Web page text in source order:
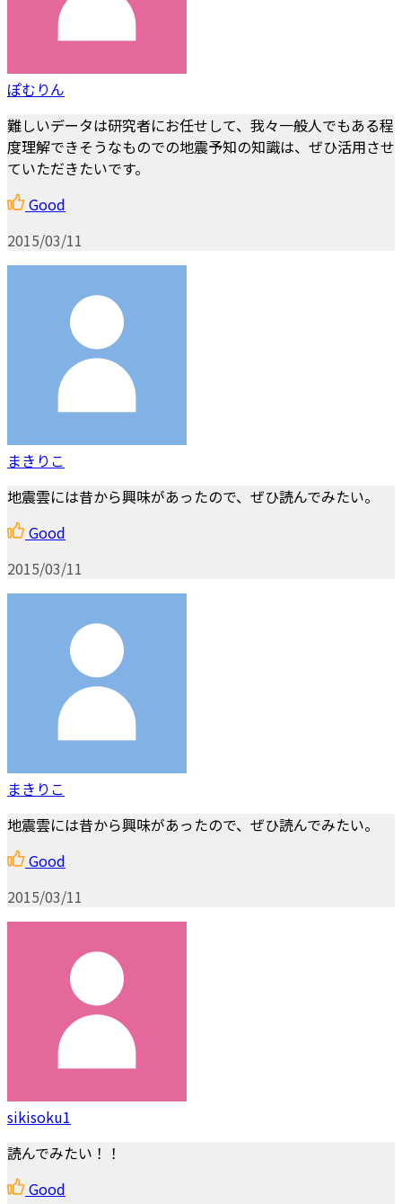
ぽむりん
難しいデータは研究者にお任せして、我々一般人でもある程
度理解できそうなものでの地震予知の知識は、ぜひ活用させ
ていただきたいです。
Good
2015/03/11
まきりこ
地震雲には昔から興味があったので、ぜひ読んでみたい。
Good
2015/03/11
まきりこ
地震雲には昔から興味があったので、ぜひ読んでみたい。
Good
2015/03/11
sikisoku1
読んでみたい！！
Good